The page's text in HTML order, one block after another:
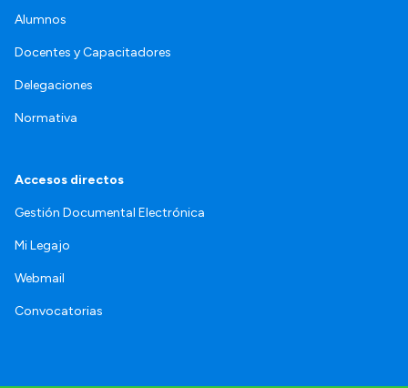
Alumnos
Docentes y Capacitadores
Delegaciones
Normativa
Accesos directos
Gestión Documental Electrónica
Mi Legajo
Webmail
Convocatorias